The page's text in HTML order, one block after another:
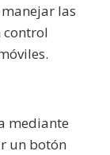
las
control
mediante
un botón